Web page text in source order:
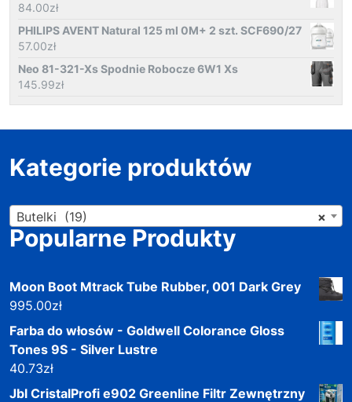
84.00zł
PHILIPS AVENT Natural 125 ml 0M+ 2 szt. SCF690/27
57.00zł
Neo 81-321-Xs Spodnie Robocze 6W1 Xs
145.99zł
Kategorie produktów
×
Butelki (19)
Popularne Produkty
Moon Boot Mtrack Tube Rubber, 001 Dark Grey
995.00zł
Farba do włosów - Goldwell Colorance Gloss
Tones 9S - Silver Lustre
40.73zł
Jbl CristalProfi e902 Greenline Filtr Zewnętrzny